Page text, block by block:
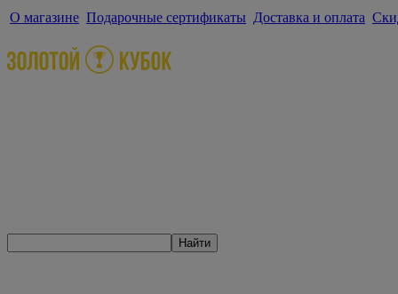
О магазине Подарочные сертификаты Доставка и оплата
Найти